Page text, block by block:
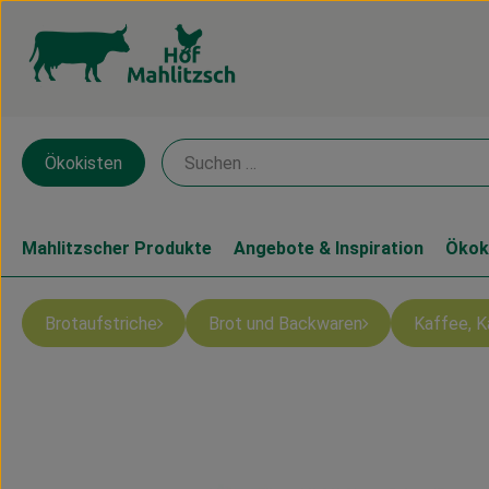
Ökokisten
Mahlitzscher Produkte Angebote & Inspiration
Brotaufstriche Brot und Backwaren Kaffee,